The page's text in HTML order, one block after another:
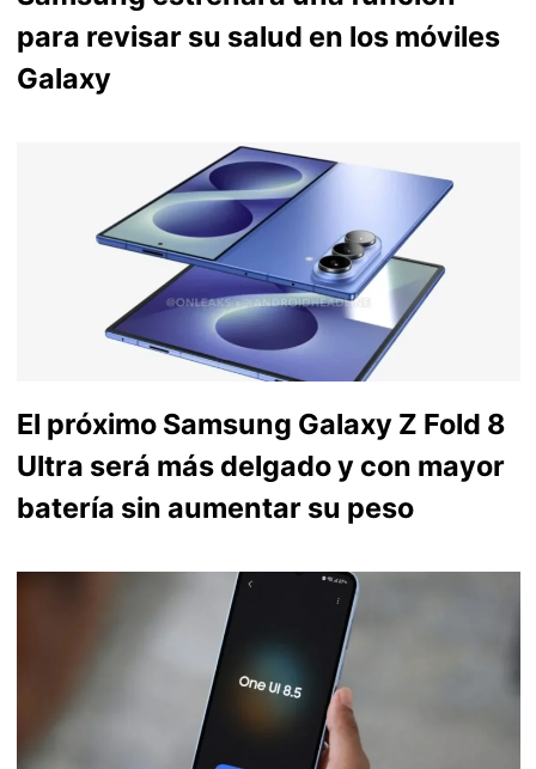
para revisar su salud en los móviles
Galaxy
El próximo Samsung Galaxy Z Fold 8
Ultra será más delgado y con mayor
batería sin aumentar su peso